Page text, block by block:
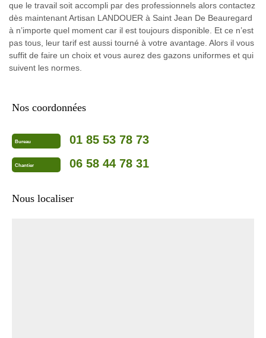
que le travail soit accompli par des professionnels alors contactez
dès maintenant Artisan LANDOUER à Saint Jean De Beauregard
à n’importe quel moment car il est toujours disponible. Et ce n’est
pas tous, leur tarif est aussi tourné à votre avantage. Alors il vous
suffit de faire un choix et vous aurez des gazons uniformes et qui
suivent les normes.
Nos coordonnées
Bureau 01 85 53 78 73
Chantier 06 58 44 78 31
Nous localiser